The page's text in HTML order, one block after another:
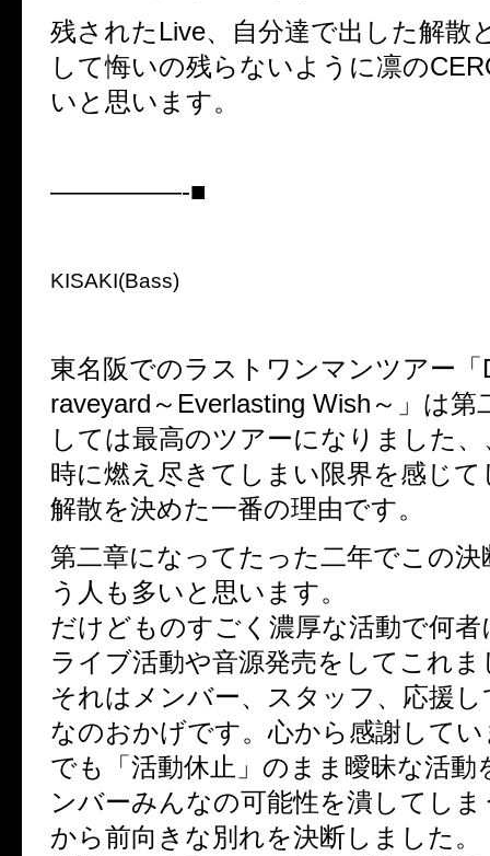
残されたLive、自分達で出した解散
して悔いの残らないように凛の
いと思います。
—————-■
KISAKI(Bass)
東名阪でのラストワンマンツアー「
raveyard～Everlasting Wish～」は第
しては最高のツアーになりました
時に燃え尽きてしまい限界を感じ
解散を決めた一番の理由です。
第二章になってたった二年でこの決
う人も多いと思います。
だけどものすごく濃厚な活動で何
ライブ活動や音源発売をしてこれ
それはメンバー、スタッフ、応援
なのおかげです。心から感謝して
でも「活動休止」のまま曖昧な活動
ンバーみんなの可能性を潰してし
から前向きな別れを決断しました。